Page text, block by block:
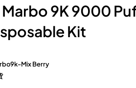
9K 9000
Kit
Mix Berry